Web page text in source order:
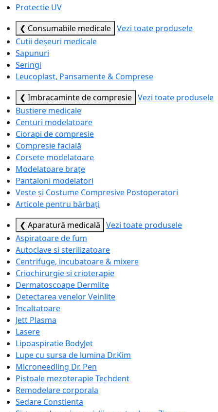
Protectie UV
❮ Consumabile medicale Vezi toate produsele
Cutii deșeuri medicale
Sapunuri
Seringi
Leucoplast, Pansamente & Comprese
❮ Imbracaminte de compresie Vezi toate produsele
Bustiere medicale
Centuri modelatoare
Ciorapi de compresie
Compresie facială
Corsete modelatoare
Modelatoare brațe
Pantaloni modelatori
Veste și Costume Compresive Postoperatori
Articole pentru bărbați
❮ Aparatură medicală Vezi toate produsele
Aspiratoare de fum
Autoclave si sterilizatoare
Centrifuge, incubatoare & mixere
Criochirurgie si crioterapie
Dermatoscoape Dermlite
Detectarea venelor Veinlite
Incaltatoare
Jett Plasma
Lasere
Lipoaspiratie BodyJet
Lupe cu sursa de lumina Dr.Kim
Microneedling Dr. Pen
Pistoale mezoterapie Techdent
Remodelare corporala
Sedare Constienta